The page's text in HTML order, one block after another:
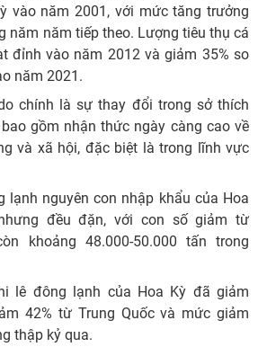
vào năm 2001, với mức tăng trưởng
năm năm tiếp theo. Lượng tiêu thụ cá
đỉnh vào năm 2012 và giảm 35% so
năm 2021.
chính là sự thay đổi trong sở thích
gồm nhận thức ngày càng cao về
và xã hội, đặc biệt là trong lĩnh vực
lạnh nguyên con nhập khẩu của Hoa
đều đặn, với con số giảm từ
khoảng 48.000-50.000 tấn trong
lê đông lạnh của Hoa Kỳ đã giảm
42% từ Trung Quốc và mức giảm
thập kỷ qua.